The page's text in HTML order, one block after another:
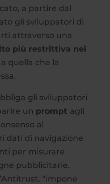
a partire dal
gli sviluppatori di
attraverso una
più restrittiva nei
quella che la
gli sviluppatori
un prompt agli
al
dati di navigazione
per misurare
pubblicitarie.
“impone